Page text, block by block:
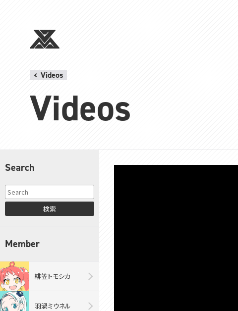
Videos
Videos
Search
検索
Member
緋笠トモシカ
羽渦ミウネル